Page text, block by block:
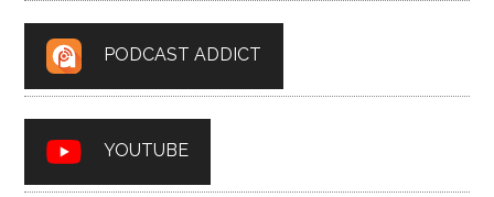
PODCAST ADDICT
YOUTUBE